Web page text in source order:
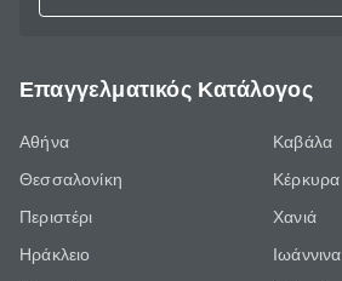
Επαγγελματικός Κατάλογος
Αθήνα
Θεσσαλονίκη
Περιστέρι
Ηράκλειο
Καβάλα
Κέρκυρα
Χανιά
Ιωάννινα